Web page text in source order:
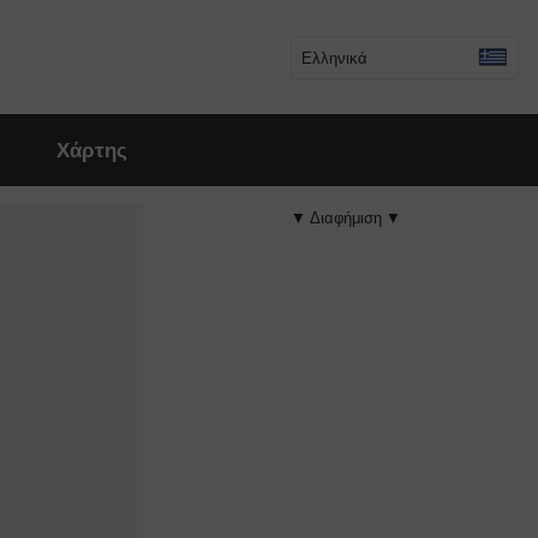
Ελληνικά
Χάρτης
▼ Διαφήμιση ▼